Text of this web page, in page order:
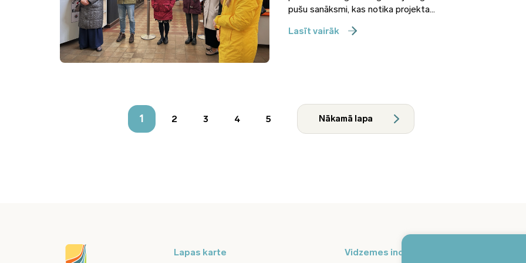
pušu sanāksmi, kas notika projekta...
Lasīt vairāk
1 2 3 4 5 Nākamā lapa
Lapas karte
Vidzemes inovāciju nedēļa